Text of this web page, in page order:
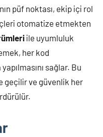
püf noktası, ekip içi rol
otomatize etmekten
ile uyumluluk
her kod
sağlar. Bu
geçilir ve güvenlik her